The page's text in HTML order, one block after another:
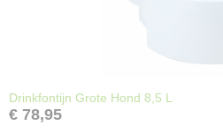
Drinkfontijn Grote Hond 8,5 L
€ 78,95